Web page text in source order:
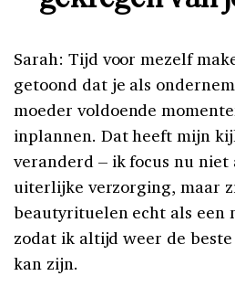
Sarah: Tijd voor mezelf
getoond dat je als
moeder voldoende
inplannen. Dat heeft mijn
veranderd – ik focus nu niet
uiterlijke verzorging, maar
beautyrituelen echt als een
zodat ik altijd weer de
kan zijn.